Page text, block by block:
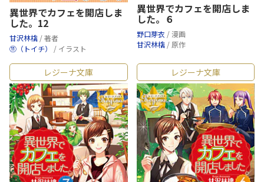
異世界でカフェを開店しま
した。12
甘沢林檎 / 著者
⑪（トイチ） / イラスト
異世界でカフェを開店しま
した。６
野口芽衣 / 漫画
甘沢林檎 / 原作
レジーナ文庫 レジーナ文庫